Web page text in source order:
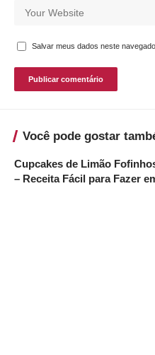
Salvar meus dados neste
Você pode gostar
Cupcakes de Limão
– Receita Fácil para Fazer